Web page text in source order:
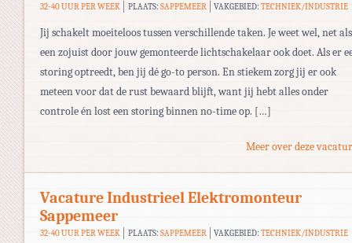
32-40 UUR PER WEEK PLAATS: SAPPEMEER VAKGEBIED:TECHNIEK/INDUSTRIE
Jij schakelt moeiteloos tussen verschillende taken. Je weet wel, net als
een zojuist door jouw gemonteerde lichtschakelaar ook doet. Als er
storing optreedt, ben jij dé go-to person. En stiekem zorg jij er ook
meteen voor dat de rust bewaard blijft, want jij hebt alles onder
controle én lost een storing binnen no-time op. […]
Meer over deze
Vacature Industrieel Elektromonteur
Sappemeer
32-40 UUR PER WEEK PLAATS: SAPPEMEER VAKGEBIED:TECHNIEK/INDUSTRIE